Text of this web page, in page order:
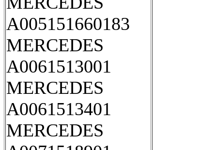
A005151660183
MERCEDES
A0061513001
MERCEDES
A0061513401
MERCEDES